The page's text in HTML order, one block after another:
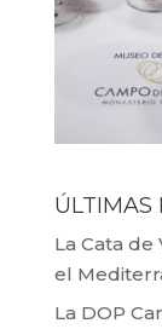
ÚLTIMAS
La Cata
el
La DOP